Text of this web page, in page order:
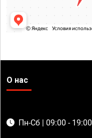
О нас
Пн-Сб | 09:00 - 19:00